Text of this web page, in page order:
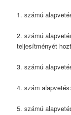
1. számú
2. számú
teljesítményét
3. számú
4. szám
5. számú